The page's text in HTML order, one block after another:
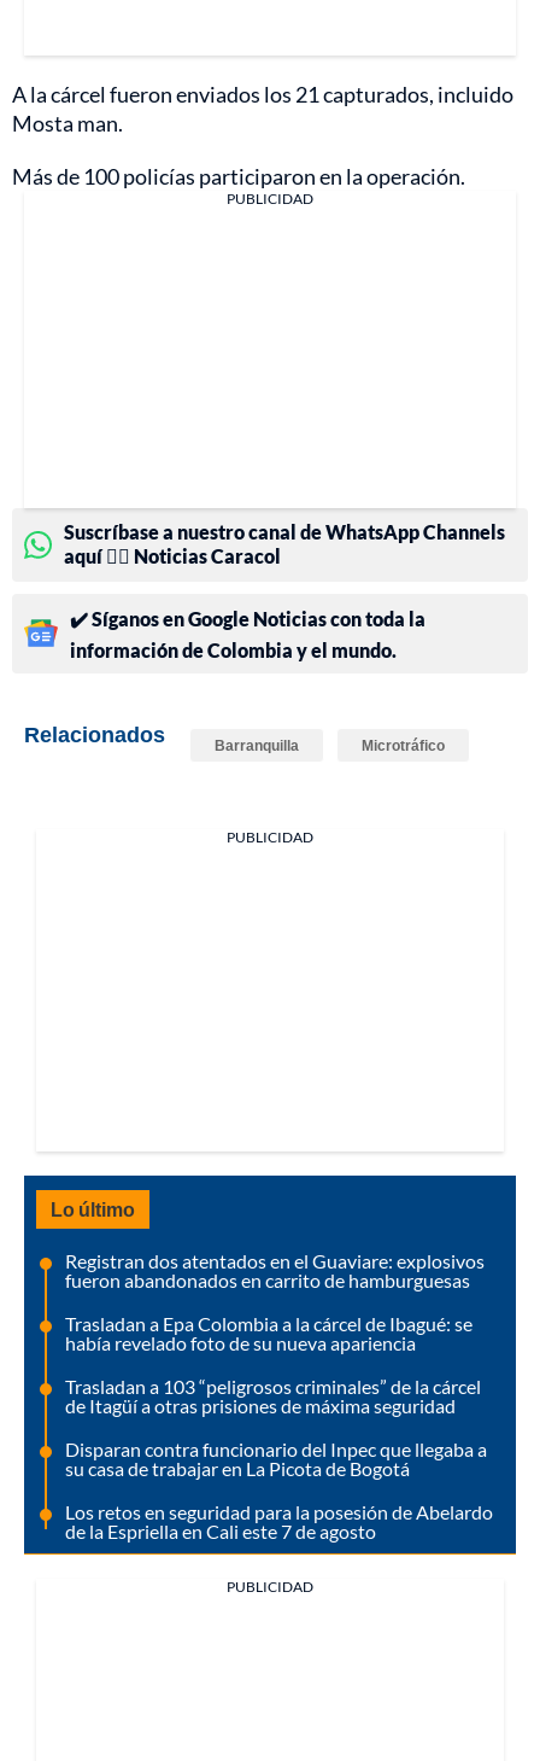
A la cárcel fueron enviados los 21 capturados, incluido
Mosta man.
Más de 100 policías participaron en la operación.
PUBLICIDAD
Suscríbase a nuestro canal de WhatsApp Channels
aquí 👉🏻 Noticias Caracol
✔️ Síganos en Google Noticias con toda la
información de Colombia y el mundo.
Relacionados Barranquilla Microtráfico
PUBLICIDAD
Lo último
Registran dos atentados en el Guaviare: explosivos
fueron abandonados en carrito de hamburguesas
Trasladan a Epa Colombia a la cárcel de Ibagué: se
había revelado foto de su nueva apariencia
Trasladan a 103 “peligrosos criminales” de la cárcel
de Itagüí a otras prisiones de máxima seguridad
Disparan contra funcionario del Inpec que llegaba a
su casa de trabajar en La Picota de Bogotá
Los retos en seguridad para la posesión de Abelardo
de la Espriella en Cali este 7 de agosto
PUBLICIDAD